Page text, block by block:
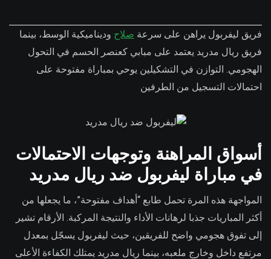
فريق ليفربول يراهن على سرعة صلاح وديناميكية الوسط، بينما
فريق ريال مدريد يعتمد على مبابي كعنصر الحسم في التحول
الهجومي. التوازن في التشكيلين يوحي بمباراة مفتوحة على
احتمالات التسجيل من الطرفين
أسواق المراهنة وتوجهات الاحتمالات
في مباراة ليفربول ضد ريال مدريد
المواجهة هذه المرة تحمل طابع “أهداف مفتوحة”، ما يجعلها من
أكثر المباريات جذبا لرهانات الأداء والنتيجة المركبة. الأرقام تشير
إلى تفوق هجومي واضح للفريقين، حيث ليفربول يسجّل بمعدل
مرتفع داخل وخارج ملعبه، بينما ريال مدريد يمتلك الكفاءة الأعلى